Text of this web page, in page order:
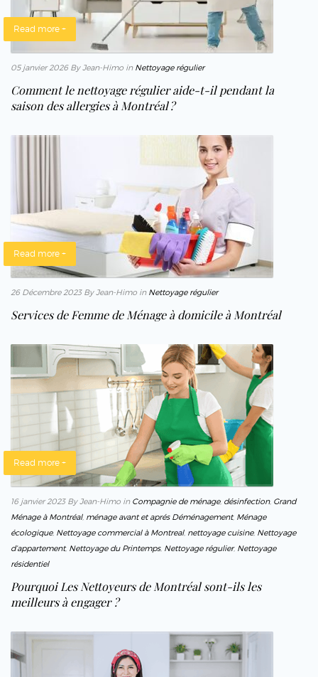
Read more +
05 janvier 2026 By Jean-Himo in Nettoyage régulier
Comment le nettoyage régulier aide-t-il pendant la
saison des allergies à Montréal ?
Read more +
26 Décembre 2023 By Jean-Himo in Nettoyage régulier
Services de Femme de Ménage à domicile à Montréal
Read more +
16 janvier 2023 By Jean-Himo in Compagnie de ménage, désinfection, Grand
Ménage à Montréal, ménage avant et aprés Déménagement, Ménage
écologique, Nettoyage commercial à Montreal, nettoyage cuisine, Nettoyage
d’appartement, Nettoyage du Printemps, Nettoyage régulier, Nettoyage
résidentiel
Pourquoi Les Nettoyeurs de Montréal sont-ils les
meilleurs à engager ?